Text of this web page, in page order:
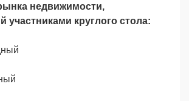
недвижимости,
участниками круглого стола: